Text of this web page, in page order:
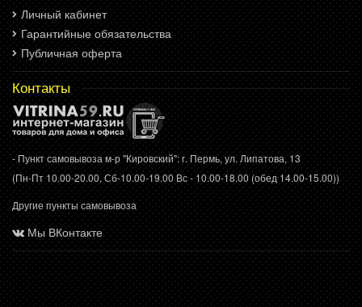
Личный кабинет
Гарантийные обязательства
Публичная оферта
Контакты
- Пункт самовывоза м-р "Кировский": г. Пермь, ул. Липатова, 13
(Пн-Пт 10.00-20.00, Сб-10.00-19.00 Вс - 10.00-18.00 (обед 14.00-15.00))
Другие пункты самовывоза
Мы ВКонтакте